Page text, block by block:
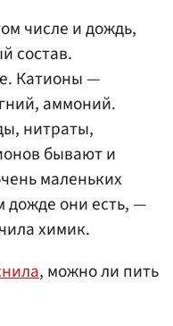
числе и дождь,
состав.
Катионы —
аммоний.
нитраты,
бывают и
маленьких
дожде они есть, —
химик.
, можно ли пить